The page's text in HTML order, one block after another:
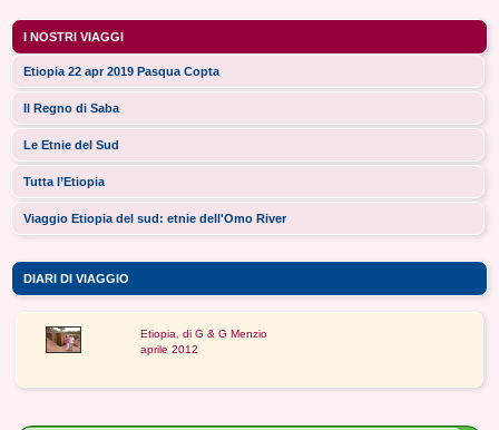
I NOSTRI VIAGGI
Etiopia 22 apr 2019 Pasqua Copta
Il Regno di Saba
Le Etnie del Sud
Tutta l’Etiopia
Viaggio Etiopia del sud: etnie dell'Omo River
DIARI DI VIAGGIO
Etiopia, di G & G Menzio
aprile 2012